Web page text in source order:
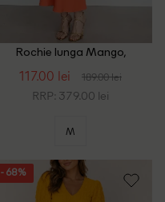
Rochie lunga Mango,
117.00 lei 189.00 lei
RRP: 379.00 lei
M
- 68%